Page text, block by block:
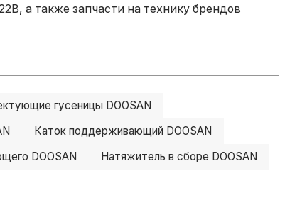
а также запчасти на технику брендов
гусеницы DOOSAN
Каток поддерживающий DOOSAN
DOOSAN
Натяжитель в сборе DOOSAN